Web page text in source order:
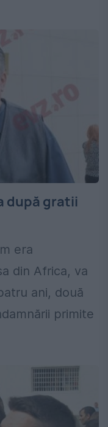
după gratii
era
din Africa, va
ani, două
primite